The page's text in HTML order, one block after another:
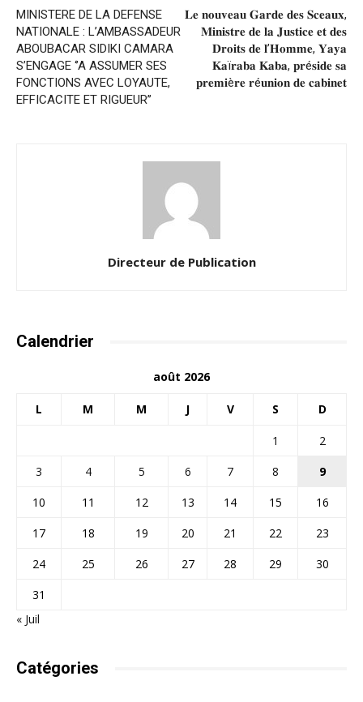
MINISTERE DE LA DEFENSE
NATIONALE : L’AMBASSADEUR
ABOUBACAR SIDIKI CAMARA
S’ENGAGE ‘’A ASSUMER SES
FONCTIONS AVEC LOYAUTE,
EFFICACITE ET RIGUEUR’’
𝐋𝐞 𝐧𝐨𝐮𝐯𝐞𝐚𝐮 𝐆𝐚𝐫𝐝𝐞 𝐝𝐞𝐬 𝐒𝐜𝐞𝐚𝐮𝐱,
𝐌𝐢𝐧𝐢𝐬𝐭𝐫𝐞 𝐝𝐞 𝐥𝐚 𝐉𝐮𝐬𝐭𝐢𝐜𝐞 𝐞𝐭 𝐝𝐞𝐬
𝐃𝐫𝐨𝐢𝐭𝐬 𝐝𝐞 𝐥’𝐇𝐨𝐦𝐦𝐞, 𝐘𝐚𝐲𝐚
𝐊𝐚ï𝐫𝐚𝐛𝐚 𝐊𝐚𝐛𝐚, 𝐩𝐫é𝐬𝐢𝐝𝐞 𝐬𝐚
𝐩𝐫𝐞𝐦𝐢è𝐫𝐞 𝐫é𝐮𝐧𝐢𝐨𝐧 𝐝𝐞 𝐜𝐚𝐛𝐢𝐧𝐞𝐭
Directeur de Publication
Calendrier
août 2026
L M M J V S D
1
2
3
4 5 6 7 8
9
10
11 12 13 14 15
16
17
18 19 20 21 22
23
24
25 26 27 28 29
30
31
« Juil
Catégories